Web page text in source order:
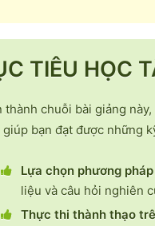
TIÊU HỌC
thành chuỗi bài giảng
bạn đạt được những
Lựa chọn phương
liệu và câu hỏi nghiên
Thực thi thành thạo